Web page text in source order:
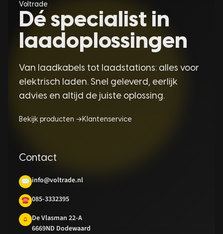
Voltrade
Dé specialist in
laadoplossingen
Van laadkabels tot laadstations: alles voor
elektrisch laden. Snel geleverd, eerlijk
advies en altijd de juiste oplossing.
Bekijk producten → Klantenservice
Contact
✉ info@voltrade.nl
☎ 085-3332395
⌂
De Vlasman 22-A
6669ND Dodewaard